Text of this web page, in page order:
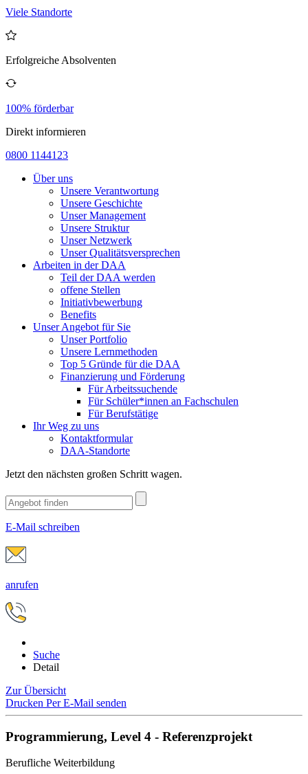
Viele Standorte
Erfolgreiche Absolventen
100% förderbar
Direkt informieren
0800 1144123
Über uns
Unsere Verantwortung
Unsere Geschichte
Unser Management
Unsere Struktur
Unser Netzwerk
Unser Qualitätsversprechen
Arbeiten in der DAA
Teil der DAA werden
offene Stellen
Initiativbewerbung
Benefits
Unser Angebot für Sie
Unser Portfolio
Unsere Lernmethoden
Top 5 Gründe für die DAA
Finanzierung und Förderung
Für Arbeitssuchende
Für Schüler*innen an Fachschulen
Für Berufstätige
Ihr Weg zu uns
Kontaktformular
DAA-Standorte
Jetzt den nächsten großen Schritt wagen.
E-Mail schreiben
anrufen
Suche
Detail
Zur Übersicht
Drucken Per E-Mail senden
Programmierung, Level 4 - Referenzprojekt
Berufliche Weiterbildung